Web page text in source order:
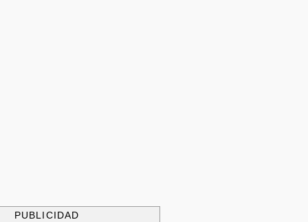
PUBLICIDAD